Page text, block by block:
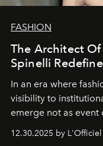
FASHION
The Architect
Spinelli
In an era where
visibility to
emerge not as event
brand strategist with
12.30.2025 by L'Officiel